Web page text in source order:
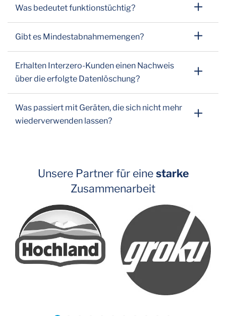
Was bedeutet funktionstüchtig?
Gibt es Mindestabnahmemengen?
Erhalten Interzero-Kunden einen Nachweis
über die erfolgte Datenlöschung?
Was passiert mit Geräten, die sich nicht mehr
wiederverwenden lassen?
Unsere Partner für einestarke
Zusammenarbeit